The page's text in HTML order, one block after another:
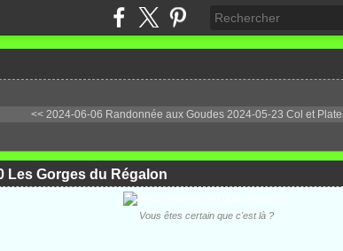
<< 2024-06-06 Randonnée aux Goudes 2024-05-23 Col et
Les Gorges du Régalon
Vous êtes certain que c'est là ?